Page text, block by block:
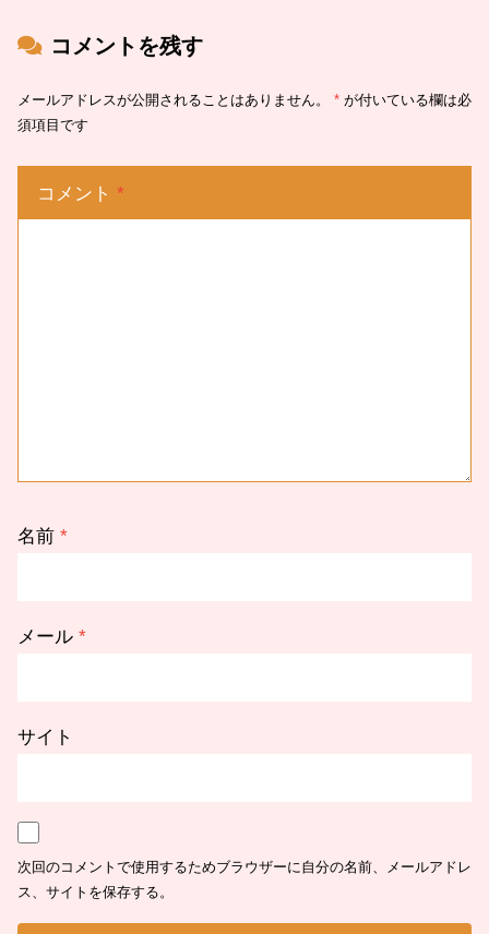
コメントを残す
メールアドレスが公開されることはありません。 * が付いている欄は必
須項目です
コメント *
名前 *
メール *
サイト
次回のコメントで使用するためブラウザーに自分の名前、メールアドレ
ス、サイトを保存する。